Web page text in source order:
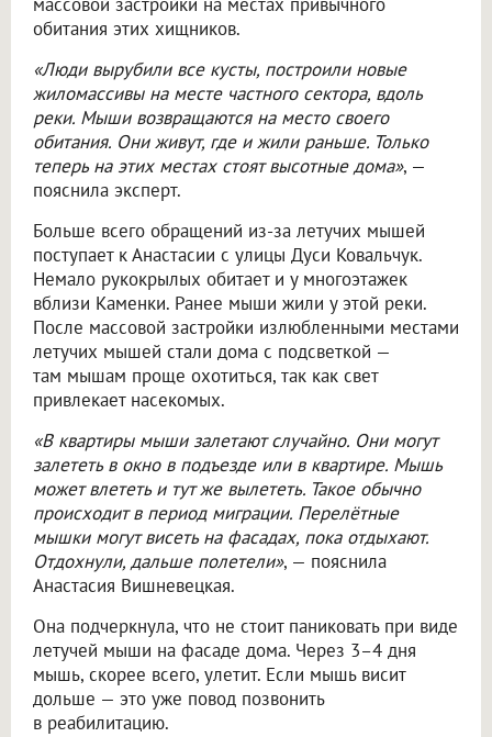
обитания этих хищников.
«Люди вырубили все кусты, построили новые
жиломассивы на месте частного сектора, вдоль
реки. Мыши возвращаются на место своего
обитания. Они живут, где и жили раньше. Только
теперь на этих местах стоят высотные дома», —
пояснила эксперт.
Больше всего обращений из-за летучих мышей
поступает к Анастасии с улицы Дуси Ковальчук.
Немало рукокрылых обитает и у многоэтажек
вблизи Каменки. Ранее мыши жили у этой реки.
После массовой застройки излюбленными местами
летучих мышей стали дома с подсветкой —
там мышам проще охотиться, так как свет
привлекает насекомых.
«В квартиры мыши залетают случайно. Они могут
залететь в окно в подъезде или в квартире. Мышь
может влететь и тут же вылететь. Такое обычно
происходит в период миграции. Перелётные
мышки могут висеть на фасадах, пока отдыхают.
Отдохнули, дальше полетели», — пояснила
Анастасия Вишневецкая.
Она подчеркнула, что не стоит паниковать при виде
летучей мыши на фасаде дома. Через 3–4 дня
мышь, скорее всего, улетит. Если мышь висит
дольше — это уже повод позвонить
в реабилитацию.